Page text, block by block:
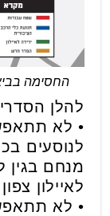
החסימה
להלן
• לא
לנוסעים
מנחם בגין
לאיילון צפון
• לא